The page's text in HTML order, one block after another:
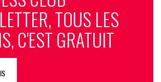
TOUS LES
C'EST GRATUIT